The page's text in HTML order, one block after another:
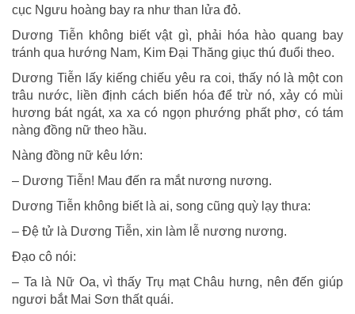
cục Ngưu hoàng bay ra như than lửa đỏ.
Dương Tiễn không biết vật gì, phải hóa hào quang bay
tránh qua hướng Nam, Kim Ðại Thăng giục thú đuổi theo.
Dương Tiễn lấy kiếng chiếu yêu ra coi, thấy nó là một con
trâu nước, liền định cách biến hóa để trừ nó, xảy có mùi
hương bát ngát, xa xa có ngọn phướng phất phơ, có tám
nàng đồng nữ theo hầu.
Nàng đồng nữ kêu lớn:
– Dương Tiễn! Mau đến ra mắt nương nương.
Dương Tiễn không biết là ai, song cũng quỳ lạy thưa:
– Ðệ tử là Dương Tiễn, xin làm lễ nương nương.
Ðạo cô nói:
– Ta là Nữ Oa, vì thấy Trụ mạt Châu hưng, nên đến giúp
ngươi bắt Mai Sơn thất quái.